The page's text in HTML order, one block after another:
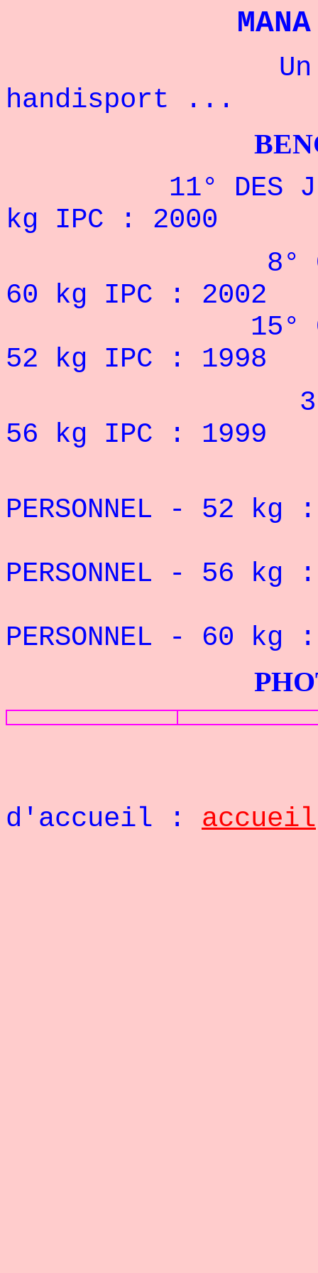
Un
handisport ...
11° DES JEUX
kg IPC : 2000
8°
60 kg IPC : 2002
15°
52 kg IPC : 1998
3° DES
56 kg IPC : 1999
PERSONNEL - 52 kg
PERSONNEL
- 56 kg
PERSONNEL
- 60 kg
PHOTOS
d'accueil : accueil